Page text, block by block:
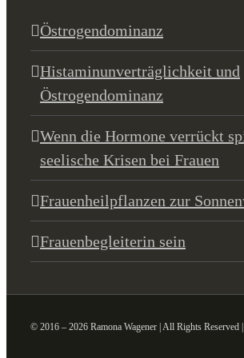
Östrogendominanz
Histaminunverträglichkeit und
Östrogendominanz
Wenn die Hormone verrückt
seelische Krisen bei Frauen
Frauenheilpflanzen zur
Frauenbegleiterin sein
© 2016 – 2026 Ramona Wagener | All Rights Reserved